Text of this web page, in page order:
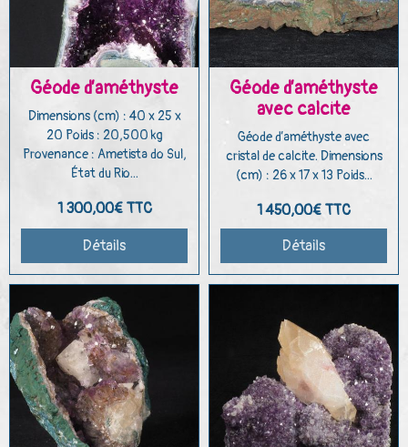
Géode d’améthyste
Dimensions (cm) : 40 x 25 x
20 Poids : 20,500 kg
Provenance : Ametista do Sul,
État du Rio...
1 300,00€ TTC
Détails
Géode d’améthyste
avec calcite
Géode d’améthyste avec
cristal de calcite. Dimensions
(cm) : 26 x 17 x 13 Poids...
1 450,00€ TTC
Détails